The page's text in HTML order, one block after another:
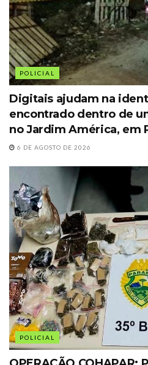
POLICIAL
Digitais ajudam na
encontrado dentro de
no Jardim América, em
6 DE AGOSTO DE 2026
POLICIAL